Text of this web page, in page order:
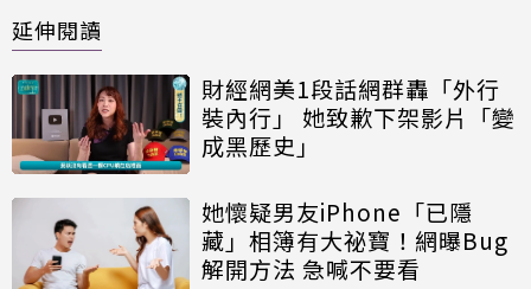
延伸閱讀
財經網美1段話網群轟「外行
裝內行」 她致歉下架影片「變
成黑歷史」
她懷疑男友iPhone「已隱
藏」相簿有大祕寶！網曝Bug
解開方法 急喊不要看